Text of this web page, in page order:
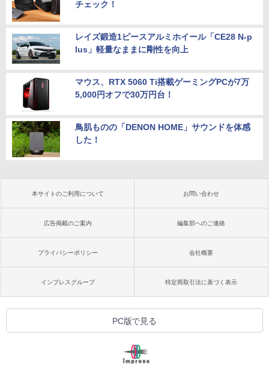
チェック！
レイズ鍛造1ピースアルミホイール「CE28 N-p
lus」軽量なままに剛性を向上
マウス、RTX 5060 Ti搭載ゲーミングPCが7万
5,000円オフで30万円台！
鳥肌ものの「DENON HOME」サウンドを体感
した！
本サイトのご利用について お問い合わせ
広告掲載のご案内 編集部へのご連絡
プライバシーポリシー 会社概要
インプレスグループ 特定商取引法に基づく表示
PC版で見る